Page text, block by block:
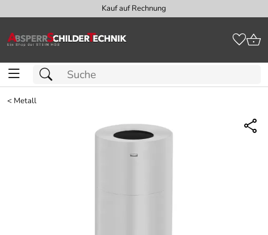
Kauf auf Rechnung
< Metall